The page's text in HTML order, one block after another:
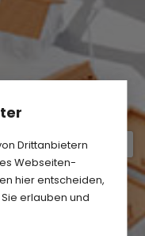
Drittanbietern
Webseiten-
hier entscheiden,
erlauben und